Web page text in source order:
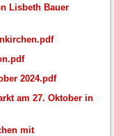
Lisbeth Bauer
2024.pdf
am 27. Oktober in
mit